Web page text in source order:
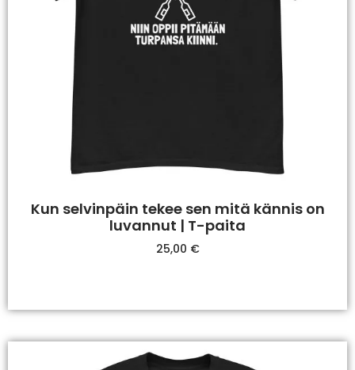
Kun selvinpäin tekee sen mitä kännis on
luvannut | T-paita
25,00 €